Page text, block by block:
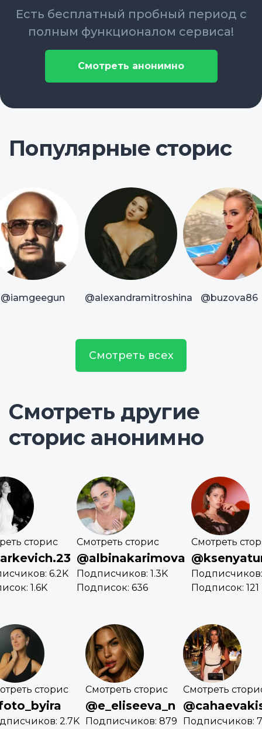
Есть бесплатный пробный период с
полным функционалом сервиса!
Смотреть анонимно
Популярные сторис
@iamgeegun @alexandramitroshina @buzova86
Смотреть всех
Смотреть другие
сторис анонимно
сторис
6.2K
1.6K
Смотреть сторис
@albinakarimova
Подписчиков: 1.3K
Подписок: 636
Смотреть
Подписок: 121
сторис
2.7K
Смотреть сторис
@e_eliseeva_n
Подписчиков: 879
Смотреть
Подписчиков: